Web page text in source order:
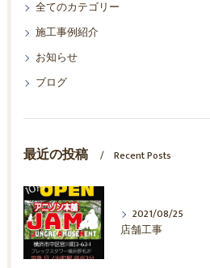
全てのカテゴリー
施工事例紹介
お知らせ
ブログ
最近の投稿 Recent Posts
2021/08/25
店舗工事